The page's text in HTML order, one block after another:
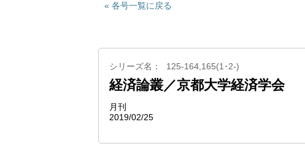
各号一覧に戻る
シリーズ名 125-164,165(1･2-)
経済論叢／京都大学経済学会
月刊
2019/02/25